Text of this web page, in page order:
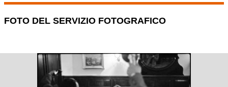
FOTO DEL SERVIZIO FOTOGRAFICO